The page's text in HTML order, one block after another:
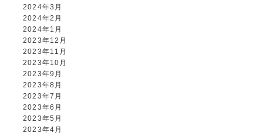
2024年3月
2024年2月
2024年1月
2023年12月
2023年11月
2023年10月
2023年9月
2023年8月
2023年7月
2023年6月
2023年5月
2023年4月